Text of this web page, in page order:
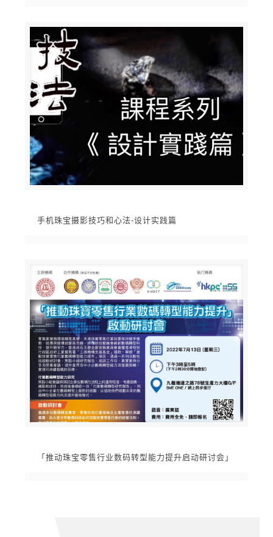
手机珠宝摄影技巧和心法-设计实践篇
「推动珠宝零售行业数码转型能力提升启动研讨会」